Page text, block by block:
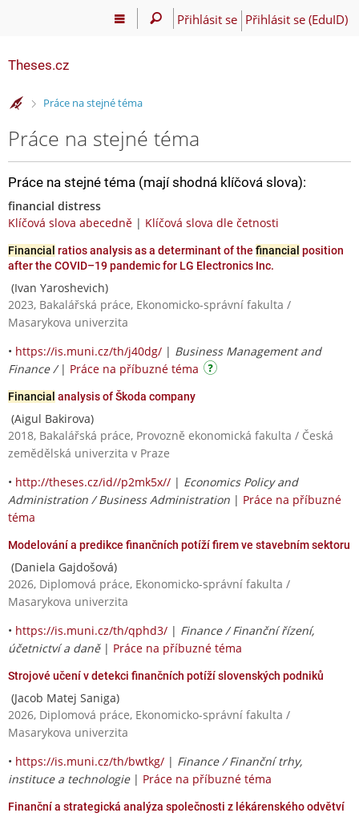
Přihlásit se Přihlásit se (EduID)
Theses.cz
>Práce na stejné téma
Práce na stejné téma
Práce na stejné téma (mají shodná klíčová slova):
financial distress
Klíčová slova abecedně | Klíčová slova dle četnosti
Financial ratios analysis as a determinant of the financial position
after the COVID–19 pandemic for LG Electronics Inc.
(Ivan Yaroshevich)
2023, Bakalářská práce, Ekonomicko-správní fakulta /
Masarykova univerzita
• https://is.muni.cz/th/j40dg/ | Business Management and
Finance / | Práce na příbuzné téma
Financial analysis of Škoda company
(Aigul Bakirova)
2018, Bakalářská práce, Provozně ekonomická fakulta / Česká
zemědělská univerzita v Praze
• http://theses.cz/id//p2mk5x// | Economics Policy and
Administration / Business Administration | Práce na příbuzné
téma
Modelování a predikce finančních potíží firem ve stavebním sektoru
(Daniela Gajdošová)
2026, Diplomová práce, Ekonomicko-správní fakulta /
Masarykova univerzita
• https://is.muni.cz/th/qphd3/ | Finance / Finanční řízení,
účetnictví a daně| Práce na příbuzné téma
Strojové učení v detekci finančních potíží slovenských podniků
(Jacob Matej Saniga)
2026, Diplomová práce, Ekonomicko-správní fakulta /
Masarykova univerzita
• https://is.muni.cz/th/bwtkg/ | Finance / Finanční trhy,
instituce a technologie| Práce na příbuzné téma
Finanční a strategická analýza společnosti z lékárenského odvětví